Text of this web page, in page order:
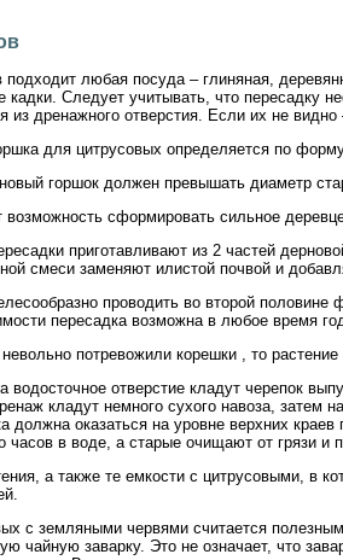
подходит любая посуда – глиняная,
кадки. Следует учитывать, что пересадку
из дренажного отверстия. Если их не
для цитрусовых определяется по
горшок должен превышать диаметр
сформировать сильное
приготавливают из 2 частей
смеси заменяют илистой почвой и
проводить во второй
пересадка возможна в любое время
потревожили корешки , то
водосточное отверстие кладут черепок
кладут немного сухого навоза,
должна оказаться на уровне верхних
часов в воде, а старые очищают от грязи и
а также те емкости с цитрусовыми, в
с земляными червями считается
чайную заварку. Это не означает, что